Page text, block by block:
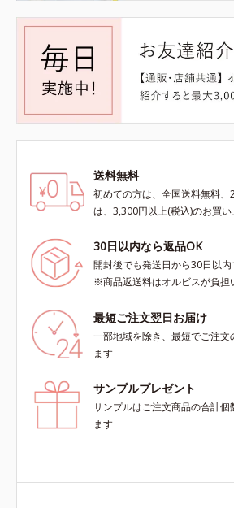
送料無料
初めての方は、全国送料無料
は、3,300円以上(税込)のお買
30日以内なら返品OK
開封後でも発送日から30日以
※商品返送料はオルビスが負担
最短ご注文翌日お届け
一部地域を除き、最短でご注文
ます
サンプルプレゼント
サンプルはご注文商品の合計個
ます